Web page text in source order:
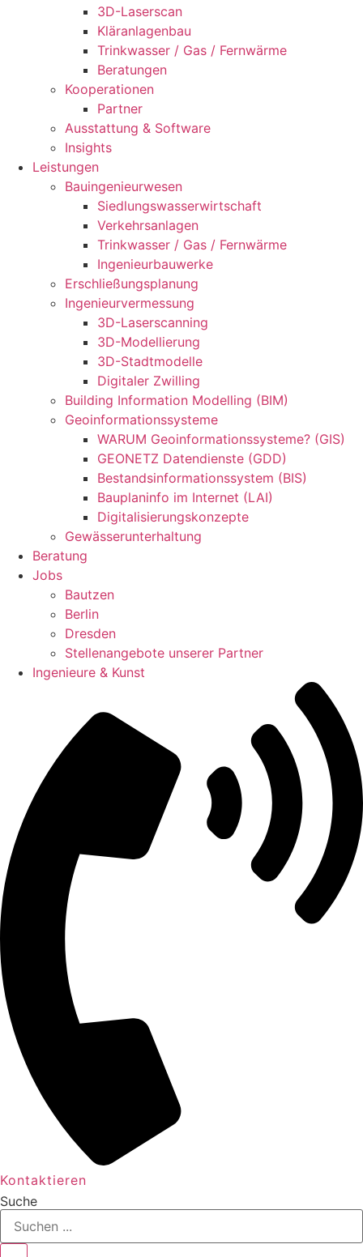
3D-Laserscan
Kläranlagenbau
Trinkwasser / Gas / Fernwärme
Beratungen
Kooperationen
Partner
Ausstattung & Software
Insights
Leistungen
Bauingenieurwesen
Siedlungswasserwirtschaft
Verkehrsanlagen
Trinkwasser / Gas / Fernwärme
Ingenieurbauwerke
Erschließungsplanung
Ingenieurvermessung
3D-Laserscanning
3D-Modellierung
3D-Stadtmodelle
Digitaler Zwilling
Building Information Modelling (BIM)
Geoinformationssysteme
WARUM Geoinformationssysteme? (GIS)
GEONETZ Datendienste (GDD)
Bestandsinformationssystem (BIS)
Bauplaninfo im Internet (LAI)
Digitalisierungskonzepte
Gewässerunterhaltung
Beratung
Jobs
Bautzen
Berlin
Dresden
Stellenangebote unserer Partner
Ingenieure & Kunst
Kontaktieren
Suche